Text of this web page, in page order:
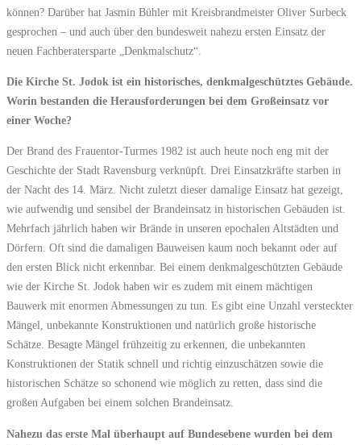
können? Darüber hat Jasmin Bühler mit Kreisbrandmeister Oliver Surbeck
gesprochen – und auch über den bundesweit nahezu ersten Einsatz der
neuen Fachberatersparte „Denkmalschutz“.
Die Kirche St. Jodok ist ein historisches, denkmalgeschütztes Gebäude.
Worin bestanden die Herausforderungen bei dem Großeinsatz vor
einer Woche?
Der Brand des Frauentor-Turmes 1982 ist auch heute noch eng mit der
Geschichte der Stadt Ravensburg verknüpft. Drei Einsatzkräfte starben in
der Nacht des 14. März. Nicht zuletzt dieser damalige Einsatz hat gezeigt,
wie aufwendig und sensibel der Brandeinsatz in historischen Gebäuden ist.
Mehrfach jährlich haben wir Brände in unseren epochalen Altstädten und
Dörfern. Oft sind die damaligen Bauweisen kaum noch bekannt oder auf
den ersten Blick nicht erkennbar. Bei einem denkmalgeschützten Gebäude
wie der Kirche St. Jodok haben wir es zudem mit einem mächtigen
Bauwerk mit enormen Abmessungen zu tun. Es gibt eine Unzahl versteckter
Mängel, unbekannte Konstruktionen und natürlich große historische
Schätze. Besagte Mängel frühzeitig zu erkennen, die unbekannten
Konstruktionen der Statik schnell und richtig einzuschätzen sowie die
historischen Schätze so schonend wie möglich zu retten, dass sind die
großen Aufgaben bei einem solchen Brandeinsatz.
Nahezu das erste Mal überhaupt auf Bundesebene wurden bei dem